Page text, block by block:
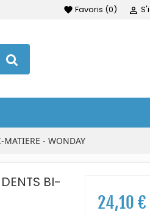
favorite Favoris (0) 
MATIERE - WONDAY
BI-
24,10 €